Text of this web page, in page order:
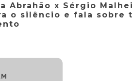
Abrahão x Sérgio
o silêncio e fala sobre